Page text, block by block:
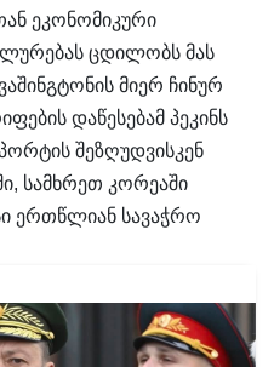
ეკონომიკური
ცდილობს მას
მიერ ჩინურ
დაწესებამ პეკინს
შეზღუდვისკენ
სამხრეთ კორეაში
ერთწლიან სავაჭრო